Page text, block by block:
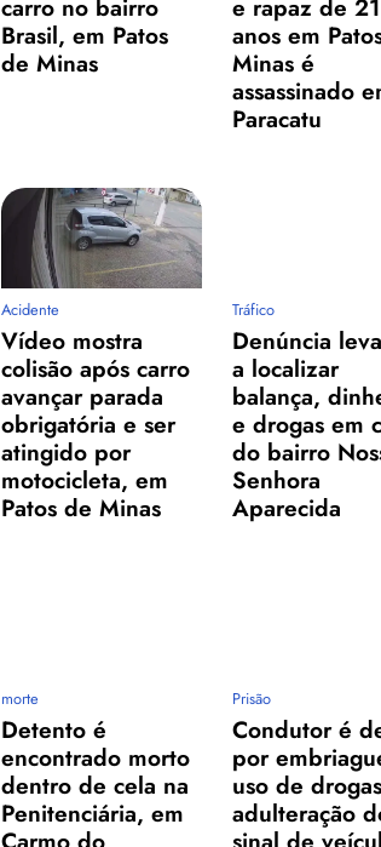
carro no bairro
Brasil, em Patos
de Minas
e rapaz de 21
anos em
Minas é
assassinado
Paracatu
Acidente
Vídeo mostra
colisão após carro
avançar parada
obrigatória e ser
atingido por
motocicleta, em
Patos de Minas
Tráfico
Denúncia
a localizar
balança,
e drogas em
do bairro
Senhora
Aparecida
morte
Detento é
encontrado morto
dentro de cela na
Penitenciária, em
Prisão
Condutor é
por
uso de
adulteração